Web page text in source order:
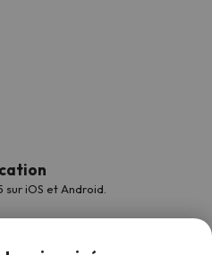
sur iOS et Android.